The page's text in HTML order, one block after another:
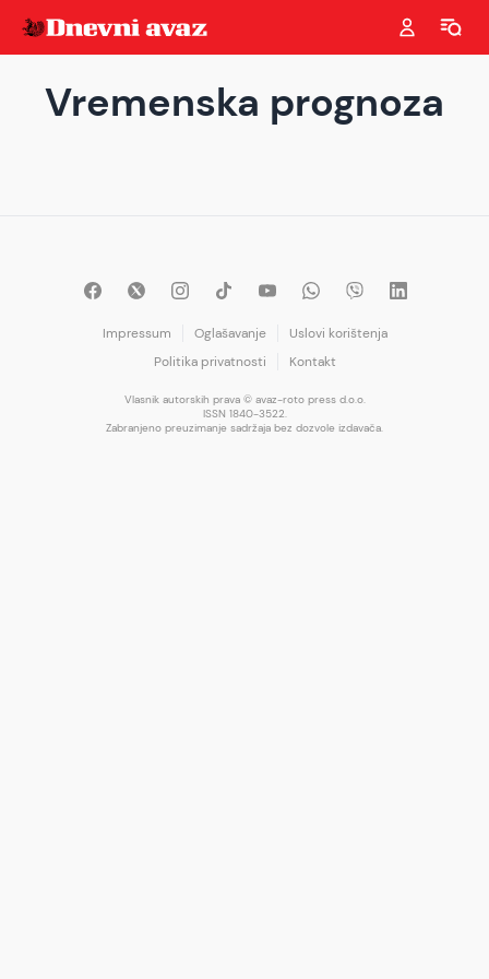
Vremenska prognoza
Impressum Oglašavanje
Uslovi korištenja
Politika privatnosti
Kontakt
Vlasnik autorskih prava © avaz-roto press d.o.o.
ISSN 1840-3522.
Zabranjeno preuzimanje sadržaja bez dozvole izdavača.